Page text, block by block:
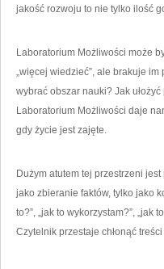
jakość rozwoju to nie tylko ilość
Laboratorium Możliwości może
„więcej wiedzieć”, ale brakuje
wybrać obszar nauki? Jak
Laboratorium Możliwości daje
gdy życie jest zajęte.
Dużym atutem tej przestrzeni
jako zbieranie faktów, tylko jako
to?”, „jak to wykorzystam?”,
Czytelnik przestaje chłonąć